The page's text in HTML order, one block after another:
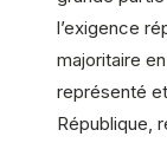
l’exigence
majoritaire
représenté
République,